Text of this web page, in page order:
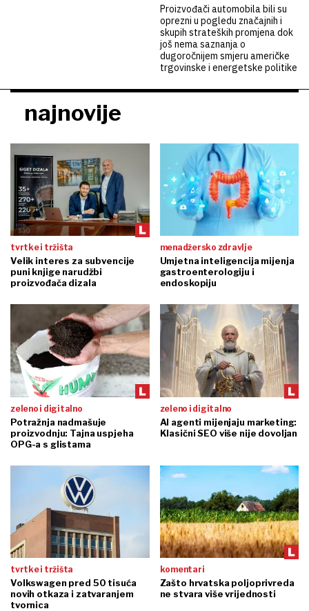
Proizvođači automobila bili su
oprezni u pogledu značajnih i
skupih strateških promjena dok
još nema saznanja o
dugoročnijem smjeru američke
trgovinske i energetske politike
najnovije
tvrtke i tržišta
Velik interes za subvencije
puni knjige narudžbi
proizvođača dizala
menadžersko zdravlje
Umjetna inteligencija mijenja
gastroenterologiju i
endoskopiju
zeleno i digitalno
Potražnja nadmašuje
proizvodnju: Tajna uspjeha
OPG-a s glistama
zeleno i digitalno
AI agenti mijenjaju marketing:
Klasični SEO više nije dovoljan
tvrtke i tržišta
Volkswagen pred 50 tisuća
novih otkaza i zatvaranjem
tvornica
komentari
Zašto hrvatska poljoprivreda
ne stvara više vrijednosti